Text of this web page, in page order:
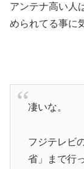
アンテナ高い人
められてる事に
凄いな。
フジテレビ
省」まで行